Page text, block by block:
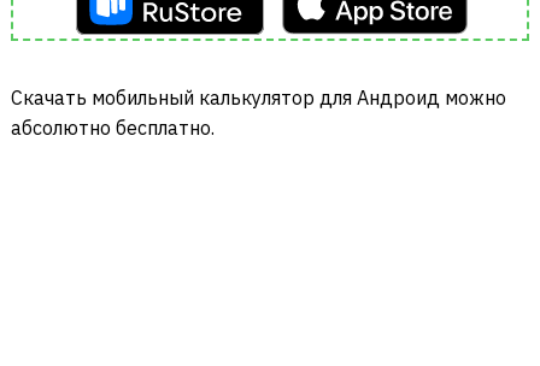
Cкачать мобильный калькулятор для Андроид можно
абсолютно бесплатно.